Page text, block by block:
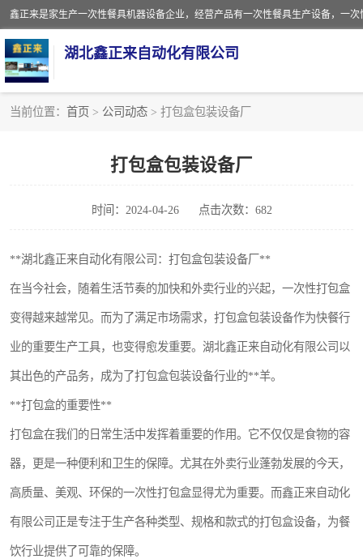
湖北鑫正来自动化有限公司
当前位置： 首页 > 公司动态 > 打包盒包装设备厂
打包盒包装设备厂
时间：2024-04-26 点击次数：682
**湖北鑫正来自动化有限公司：打包盒包装设备厂**
在当今社会，随着生活节奏的加快和外卖行业的兴起，一次性打包盒
变得越来越常见。而为了满足市场需求，打包盒包装设备作为快餐行
业的重要生产工具，也变得愈发重要。湖北鑫正来自动化有限公司以
其出色的产品务，成为了打包盒包装设备行业的**羊。
**打包盒的重要性**
打包盒在我们的日常生活中发挥着重要的作用。它不仅仅是食物的容
器，更是一种便利和卫生的保障。尤其在外卖行业蓬勃发展的今天，
高质量、美观、环保的一次性打包盒显得尤为重要。而鑫正来自动化
有限公司正是专注于生产各种类型、规格和款式的打包盒设备，为餐
饮行业提供了可靠的保障。
塑料杯
奶茶杯
塑料打包盒
航空餐具
稻壳餐具
降解奶茶杯